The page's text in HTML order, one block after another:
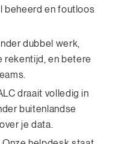
beheerd en foutloos
dubbel werk,
rekentijd, en betere
draait volledig in
buitenlandse
je data.